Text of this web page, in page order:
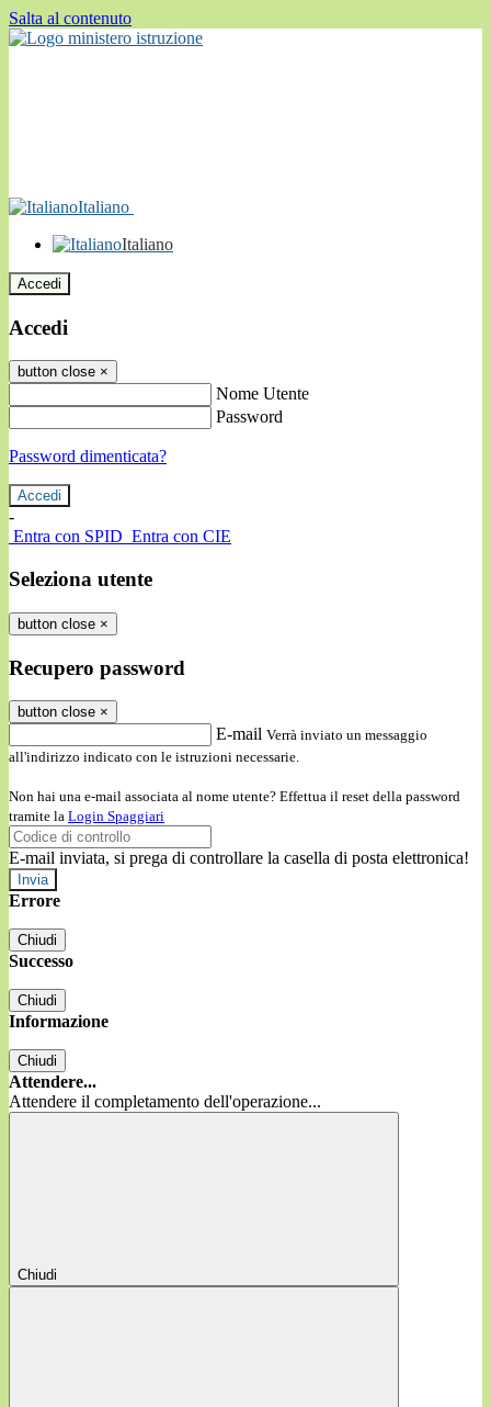
Salta al contenuto
Italiano
Italiano
Accedi
Accedi
button close ×
Nome Utente
Password
Password dimenticata?
-
Entra con SPID Entra con CIE
Seleziona utente
button close ×
Recupero password
button close ×
E-mail Verrà inviato un messaggio
all'indirizzo indicato con le istruzioni necessarie.
Non hai una e-mail associata al nome utente? Effettua il reset della password
tramite la Login Spaggiari
E-mail inviata, si prega di controllare la casella di posta elettronica!
Errore
Chiudi
Successo
Chiudi
Informazione
Chiudi
Attendere...
Attendere il completamento dell'operazione...
Chiudi